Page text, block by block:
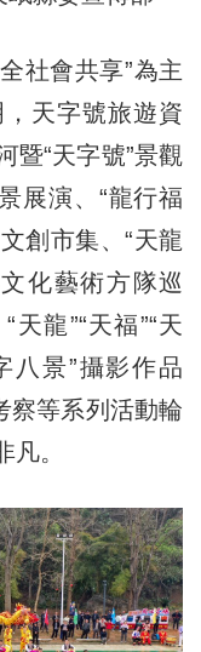
會共享”為主
天字號旅遊資
暨“天字號”景觀
展演、“龍行福
創市集、“天龍
化藝術方隊巡
龍”“天福”“天
八景”攝影作品
察等系列活動輪
。